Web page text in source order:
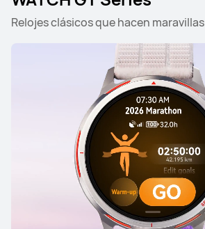
Relojes clásicos que hacen maravillas